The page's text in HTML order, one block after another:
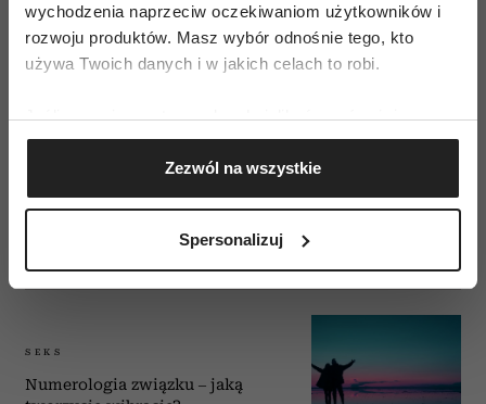
wychodzenia naprzeciw oczekiwaniom użytkowników i
rozwoju produktów. Masz wybór odnośnie tego, kto
używa Twoich danych i w jakich celach to robi.
Jeśli wyrazisz na to zgodę, chcielibyśmy również:
Gromadzić dane dotyczące Twojej lokalizacji
geograficznej z dokładnością nawet do kilku metrów
Identyfikować Twoje urządzenie, aktywnie
(fingerprinting, czyli wirtualny odcisk palca)
zmienić lub wycofać swoją zgodę w dowolnej chwili.
Zezwól na wszystkie
Spersonalizuj
JOLANTA MARIA BERENT
Czy naprawdę wierzymy w
horoskopy?
SEKS
Numerologia związku – jaką